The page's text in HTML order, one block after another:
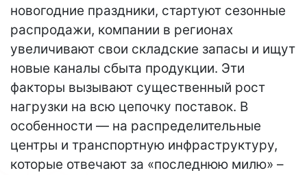
новогодние праздники, стартуют сезонные
распродажи, компании в регионах
увеличивают свои складские запасы и ищут
новые каналы сбыта продукции. Эти
факторы вызывают существенный рост
нагрузки на всю цепочку поставок. В
особенности — на распределительные
центры и транспортную инфраструктуру,
которые отвечают за «последнюю милю» –